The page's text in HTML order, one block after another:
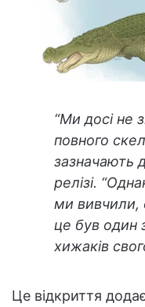
“Ми досі не
повного
зазначають
релізі.
ми вивчили,
це був один
хижаків
Це відкриття